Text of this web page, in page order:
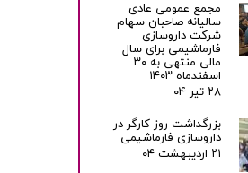
مجمع عمومی عادی
سالیانه صاحبان سهام
شرکت داروسازی
فارماشیمی برای سال
مالی منتهی به ۳۰
اسفندماه ۱۴۰۳
۲۸ تیر ۰۴
بزرگداشت روز کارگر در
داروسازی فارماشیمی
۲۱ اردیبهشت ۰۴